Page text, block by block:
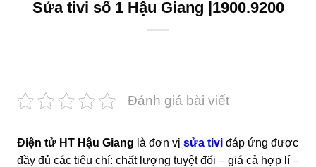
Sửa tivi số 1 Hậu Giang |1900.9200
Đánh giá bài viết
Điện tử HT Hậu Giang là đơn vị sửa tivi đáp ứng được
đầy đủ các tiêu chí: chất lượng tuyệt đối – giá cả hợp lí –